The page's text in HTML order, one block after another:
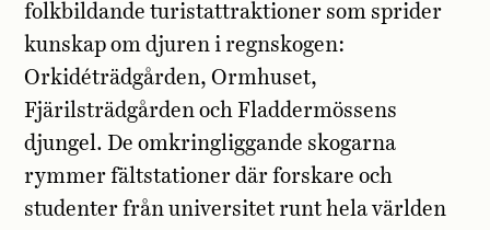
folkbildande turistattraktioner som sprider
kunskap om djuren i regnskogen:
Orkidéträdgården, Ormhuset,
Fjärilsträdgården och Fladdermössens
djungel. De omkringliggande skogarna
rymmer fältstationer där forskare och
studenter från universitet runt hela världen